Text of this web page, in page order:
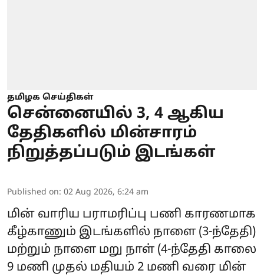
தமிழக செய்திகள்
சென்னையில் 3, 4 ஆகிய
தேதிகளில் மின்சாரம்
நிறுத்தப்படும் இடங்கள்
Published on: 02 Aug 2026, 6:24 am
மின் வாரிய பராமரிப்பு பணி காரணமாக
கீழ்காணும் இடங்களில் நாளை (3-ந்தேதி)
மற்றும் நாளை மறு நாள் (4-ந்தேதி காலை
9 மணி முதல் மதியம் 2 மணி வரை மின்